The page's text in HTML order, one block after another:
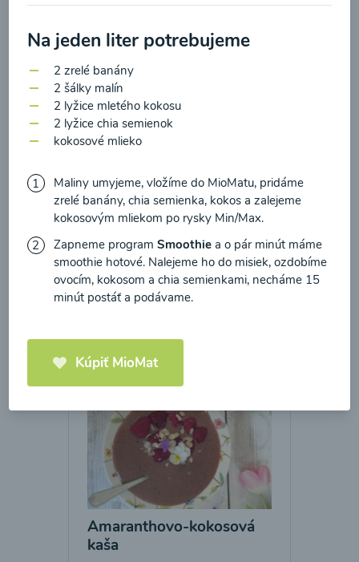
Brokolicové cappuccino
00:25
Načítať ďalšie
Kaše
Amaranthovo-kokosová
kaša
Na jeden liter potrebujeme
2 zrelé banány
2 šálky malín
2 lyžice mletého kokosu
2 lyžice chia semienok
kokosové mlieko
Maliny umyjeme, vložíme do MioMatu, pridáme
zrelé banány, chia semienka, kokos a zalejeme
kokosovým mliekom po rysky Min/Max.
Zapneme programSmoothie a o pár minút máme
smoothie hotové. Nalejeme ho do misiek, ozdobíme
ovocím, kokosom a chia semienkami, necháme 15
minút postáť a podávame.
Kúpiť MioMat
údajova súhlasím s nimi.